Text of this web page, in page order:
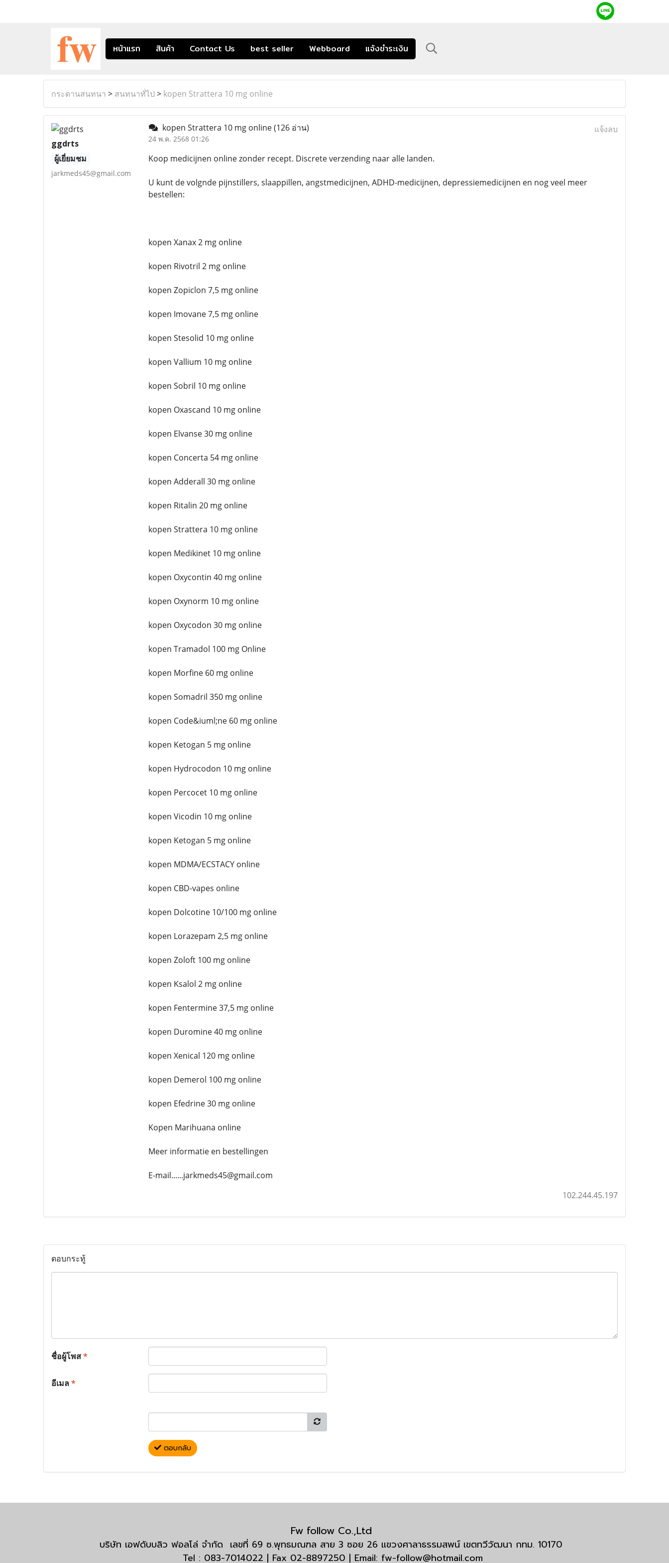
หน้าแรก สินค้า Contact Us best seller Webboard แจ้งชำระเงิน
กระดานสนทนา > สนทนาทั่ไป > kopen Strattera 10 mg online
ggdrts
ผู้เยี่ยมชม
jarkmeds45@gmail.com
kopen Strattera 10 mg online(126 อ่าน)
24 พ.ค. 2568 01:26
แจ้งลบ
Koop medicijnen online zonder recept. Discrete verzending naar alle landen.
U kunt de volgnde pijnstillers, slaappillen, angstmedicijnen, ADHD-medicijnen, depressiemedicijnen en nog veel meer
bestellen:
kopen Xanax 2 mg online
kopen Rivotril 2 mg online
kopen Zopiclon 7,5 mg online
kopen Imovane 7,5 mg online
kopen Stesolid 10 mg online
kopen Vallium 10 mg online
kopen Sobril 10 mg online
kopen Oxascand 10 mg online
kopen Elvanse 30 mg online
kopen Concerta 54 mg online
kopen Adderall 30 mg online
kopen Ritalin 20 mg online
kopen Strattera 10 mg online
kopen Medikinet 10 mg online
kopen Oxycontin 40 mg online
kopen Oxynorm 10 mg online
kopen Oxycodon 30 mg online
kopen Tramadol 100 mg Online
kopen Morfine 60 mg online
kopen Somadril 350 mg online
kopen Code&iuml;ne 60 mg online
kopen Ketogan 5 mg online
kopen Hydrocodon 10 mg online
kopen Percocet 10 mg online
kopen Vicodin 10 mg online
kopen Ketogan 5 mg online
kopen MDMA/ECSTACY online
kopen CBD-vapes online
kopen Dolcotine 10/100 mg online
kopen Lorazepam 2,5 mg online
kopen Zoloft 100 mg online
kopen Ksalol 2 mg online
kopen Fentermine 37,5 mg online
kopen Duromine 40 mg online
kopen Xenical 120 mg online
kopen Demerol 100 mg online
kopen Efedrine 30 mg online
Kopen Marihuana online
Meer informatie en bestellingen
E-mail......jarkmeds45@gmail.com
102.244.45.197
ตอบกระทู้
ชื่อผู้โพส*
อีเมล*
ตอบกลับ
Fw follow Co.,Ltd
บริษัท เอฟดับบลิว ฟอลโล่ จำกัด เลขที่ 69 ซ.พุทธมณฑล สาย 3 ซอย 26 แขวงศาลาธรรมสพน์ เขตทวีวัฒนา กทม. 10170
Tel : 083-7014022 | Fax 02-8897250 | Email: fw-follow@hotmail.com